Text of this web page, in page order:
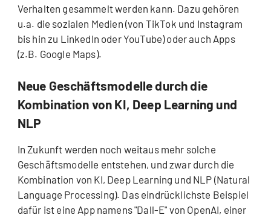
Verhalten gesammelt werden kann. Dazu gehören
u.a. die sozialen Medien (von TikTok und Instagram
bis hin zu LinkedIn oder YouTube) oder auch Apps
(z.B. Google Maps).
Neue Geschäftsmodelle durch die
Kombination von KI, Deep Learning und
NLP
In Zukunft werden noch weitaus mehr solche
Geschäftsmodelle entstehen, und zwar durch die
Kombination von KI, Deep Learning und NLP (Natural
Language Processing). Das eindrücklichste Beispiel
dafür ist eine App namens "Dall-E" von OpenAI, einer